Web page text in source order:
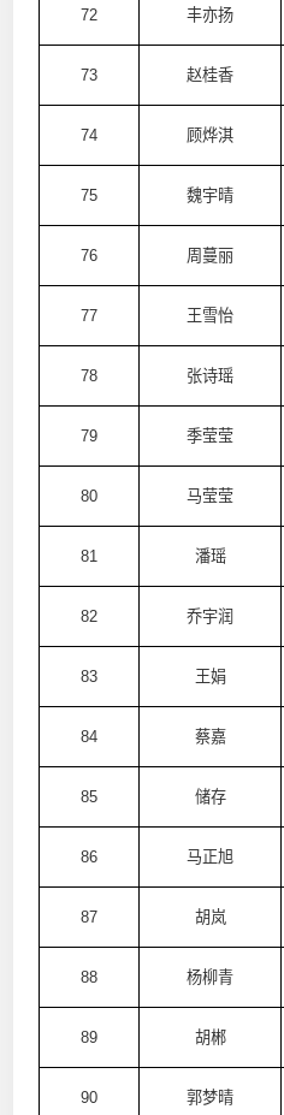
72 丰亦扬
73 赵桂香
74 顾烨淇
75 魏宇晴
76 周蔓丽
77 王雪怡
78 张诗瑶
79 季莹莹
80 马莹莹
81 潘瑶
82 乔宇润
83 王娟
84 蔡嘉
85 储存
86 马正旭
87 胡岚
88 杨柳青
89 胡郴
90 郭梦晴